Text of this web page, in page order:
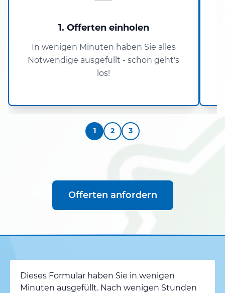
1. Offerten einholen
In wenigen Minuten haben Sie alles
Notwendige ausgefüllt - schon geht's
los!
1 2 3
Offerten anfordern
Dieses Formular haben Sie in wenigen
Minuten ausgefüllt. Nach wenigen Stunden